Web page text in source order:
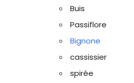
Buis
Passiflore
Bignone
cassissier
spirée